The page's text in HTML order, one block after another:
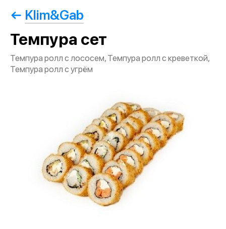
Klim&Gab
Темпура сет
Темпура ролл с лососем, Темпура ролл с креветкой,
Темпура ролл с угрём